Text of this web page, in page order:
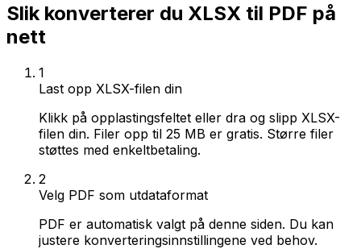
Slik konverterer du XLSX til PDF på
nett
1
Last opp XLSX-filen din
Klikk på opplastingsfeltet eller dra og slipp XLSX-
filen din. Filer opp til 25 MB er gratis. Større filer
støttes med enkeltbetaling.
2
Velg PDF som utdataformat
PDF er automatisk valgt på denne siden. Du kan
justere konverteringsinnstillingene ved behov.